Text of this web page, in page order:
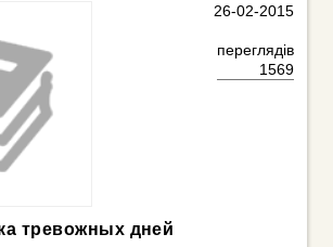
26-02-2015
переглядів
1569
тревожных дней